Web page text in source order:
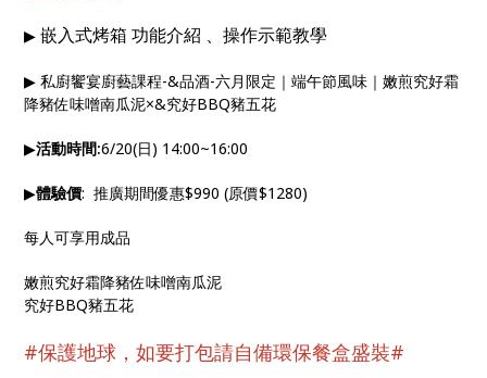
▶嵌入式烤箱 功能介紹 、操作示範教學
▶ 私廚饗宴廚藝課程-&品酒-六月限定｜端午節風味｜嫩煎究好霜
降豬佐味噌南瓜泥×&究好BBQ豬五花
▶活動時間:6/20(日) 14:00~16:00
▶體驗價: 推廣期間優惠$990 (原價$1280)
每人可享用成品
嫩煎究好霜降豬佐味噌南瓜泥
究好BBQ豬五花
#保護地球，如要打包請自備環保餐盒盛裝#